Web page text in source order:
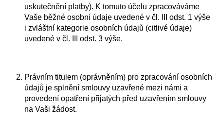
uskutečnění platby). K tomuto účelu zpracováváme
Vaše běžné osobní údaje uvedené v čl. III odst. 1 výše
i zvláštní kategorie osobních údajů (citlivé údaje)
uvedené v čl. III odst. 3 výše.
Právním titulem (oprávněním) pro zpracování osobních
údajů je splnění smlouvy uzavřené mezi námi a
provedení opatření přijatých před uzavřením smlouvy
na Vaši žádost.